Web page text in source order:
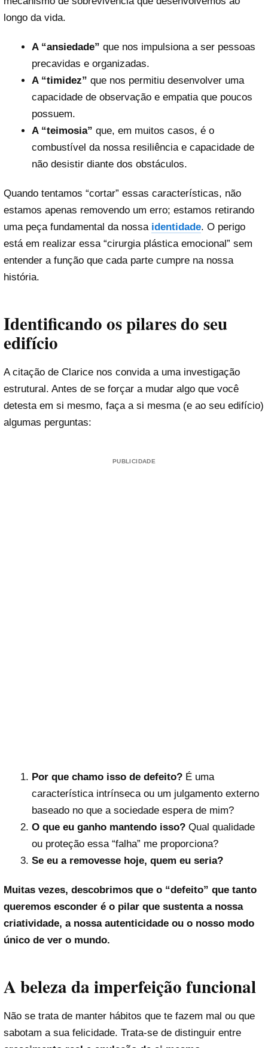
longo da vida.
A “ansiedade” que nos impulsiona a ser pessoas
precavidas e organizadas.
A “timidez” que nos permitiu desenvolver uma
capacidade de observação e empatia que poucos
possuem.
A “teimosia” que, em muitos casos, é o
combustível da nossa resiliência e capacidade de
não desistir diante dos obstáculos.
Quando tentamos “cortar” essas características, não
estamos apenas removendo um erro; estamos retirando
uma peça fundamental da nossa identidade. O perigo
está em realizar essa “cirurgia plástica emocional” sem
entender a função que cada parte cumpre na nossa
história.
Identificando os pilares do seu
edifício
A citação de Clarice nos convida a uma investigação
estrutural. Antes de se forçar a mudar algo que você
detesta em si mesmo, faça a si mesma (e ao seu edifício)
algumas perguntas:
PUBLICIDADE
Por que chamo isso de defeito?É uma
característica intrínseca ou um julgamento externo
baseado no que a sociedade espera de mim?
O que eu ganho mantendo isso?Qual qualidade
ou proteção essa “falha” me proporciona?
Se eu a removesse hoje, quem eu seria?
Muitas vezes, descobrimos que o “defeito” que tanto
queremos esconder é o pilar que sustenta a nossa
criatividade, a nossa autenticidade ou o nosso modo
único de ver o mundo.
A beleza da imperfeição funcional
Não se trata de manter hábitos que te fazem mal ou que
sabotam a sua felicidade. Trata-se de distinguir entre